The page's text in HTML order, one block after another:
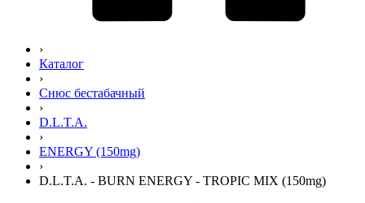
›
Каталог
›
Снюс бестабачный
›
D.L.T.A.
›
ENERGY (150mg)
›
D.L.T.A. - BURN ENERGY - TROPIC MIX (150mg)